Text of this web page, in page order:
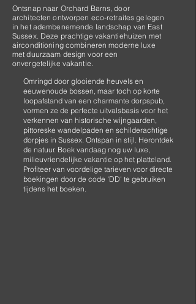
Ontsnap naar Orchard Barns, door
architecten ontworpen eco-retraites gelegen
in het adembenemende landschap van East
Sussex. Deze prachtige vakantiehuizen met
airconditioning combineren moderne luxe
met duurzaam design voor een
onvergetelijke vakantie.
Omringd door glooiende heuvels en
eeuwenoude bossen, maar toch op korte
loopafstand van een charmante dorpspub,
vormen ze de perfecte uitvalsbasis voor het
verkennen van historische wijngaarden,
pittoreske wandelpaden en schilderachtige
dorpjes in Sussex. Ontspan in stijl. Herontdek
de natuur. Boek vandaag nog uw luxe,
milieuvriendelijke vakantie op het platteland.
Profiteer van voordelige tarieven voor directe
boekingen door de code 'DD' te gebruiken
tijdens het boeken.